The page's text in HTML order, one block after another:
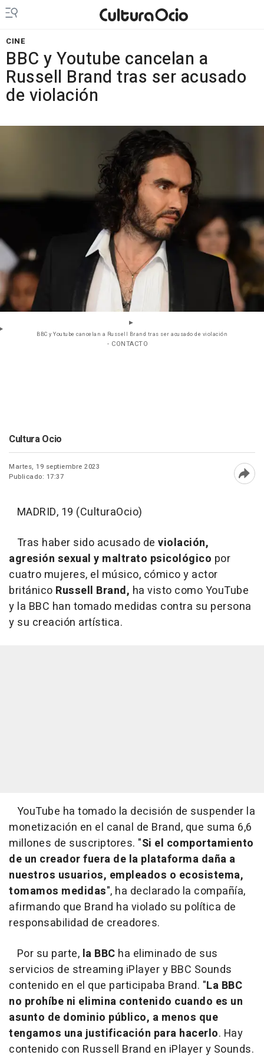
CINE
BBC y Youtube cancelan a
Russell Brand tras ser acusado
de violación
BBC y Youtube cancelan a Russell Brand tras ser acusado de violación
- CONTACTO
Cultura Ocio
Martes, 19 septiembre 2023
Publicado: 17:37
MADRID, 19 (CulturaOcio)
Tras haber sido acusado de violación,
agresión sexual y maltrato psicológico por
cuatro mujeres, el músico, cómico y actor
británico Russell Brand, ha visto como YouTube
y la BBC han tomado medidas contra su persona
y su creación artística.
YouTube ha tomado la decisión de suspender la
monetización en el canal de Brand, que suma 6,6
millones de suscriptores. "Si el comportamiento
de un creador fuera de la plataforma daña a
nuestros usuarios, empleados o ecosistema,
tomamos medidas", ha declarado la compañía,
afirmando que Brand ha violado su política de
responsabilidad de creadores.
Por su parte, la BBC ha eliminado de sus
servicios de streaming iPlayer y BBC Sounds
contenido en el que participaba Brand. "La BBC
no prohíbe ni elimina contenido cuando es un
asunto de dominio público, a menos que
tengamos una justificación para hacerlo. Hay
contenido con Russell Brand en iPlayer y Sounds.